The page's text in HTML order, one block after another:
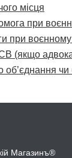
місця
при
при воєнному
(якщо
об’єднання
Магазинъ®